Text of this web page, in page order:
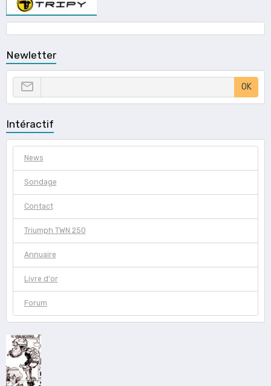
Newletter
OK
Intéractif
News
Sondage
Contact
Triumph TWN 250
Annuaire
Livre d'or
Forum